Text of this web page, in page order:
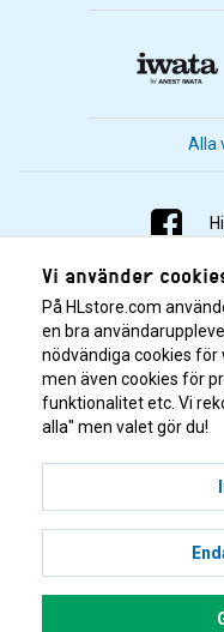
Alla
© 2001–2026
Vi använder
På HLstore.com
en bra
nödvändiga cookies
men även cookies för
funktionalitet etc. Vi
alla" men valet gör du!